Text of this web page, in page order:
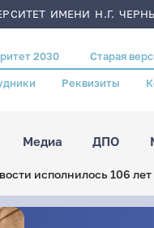
ИМЕНИ Н.Г.
2030 Старая
Реквизиты
Медиа ДПО
исполнилось 106 лет